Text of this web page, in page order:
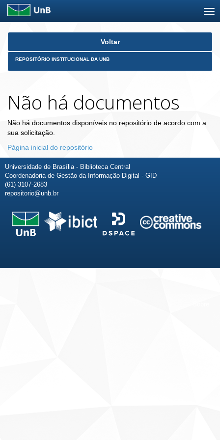
Skip
Voltar
REPOSITÓRIO INSTITUCIONAL DA UNB
Não há documentos
Não há documentos disponíveis no repositório de acordo com a
sua solicitação.
Página inicial do repositório
Universidade de Brasília - Biblioteca Central
Coordenadoria de Gestão da Informação Digital - GID
(61) 3107-2683
repositorio@unb.br